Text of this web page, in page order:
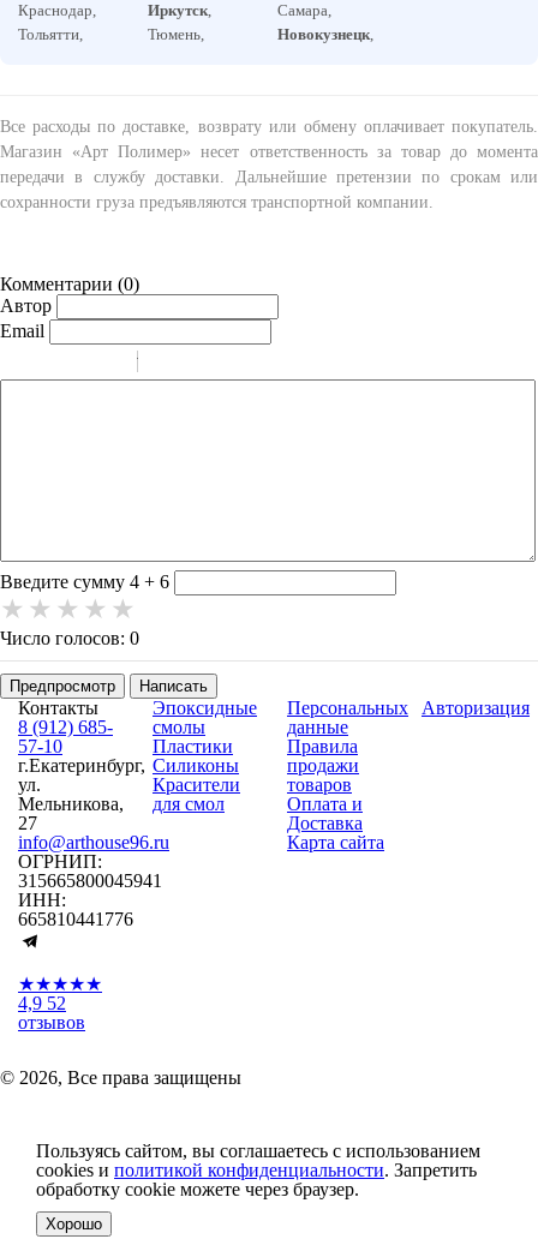
Краснодар,
Тольятти,
Иркутск,
Тюмень,
Самара,
Новокузнецк,
Все расходы по доставке, возврату или обмену оплачивает покупатель.
Магазин «Арт Полимер» несет ответственность за товар до момента
передачи в службу доставки. Дальнейшие претензии по срокам или
сохранности груза предъявляются транспортной компании.
Комментарии (0)
Автор
Email
-
-
-
Введите сумму 4 + 6
Число голосов: 0
Предпросмотр Написать
Контакты
8 (912) 685-
57-10
г.Екатеринбург,
ул.
Мельникова,
27
info@arthouse96.ru
ОГРНИП:
315665800045941
ИНН:
665810441776
★★★★★
4,9 52
отзывов
Эпоксидные
смолы
Пластики
Силиконы
Красители
для смол
Персональных
данные
Правила
продажи
товаров
Оплата и
Доставка
Карта сайта
Авторизация
© 2026, Все права защищены
Пользуясь сайтом, вы соглашаетесь с использованием
cookies и политикой конфиденциальности. Запретить
обработку cookie можете через браузер.
Хорошо